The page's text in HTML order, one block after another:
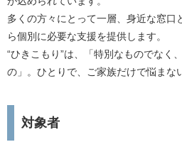
多くの方々にとって一層、身近な窓口
ら個別に必要な支援を提供します。
“ひきこもり”は、「特別なものでなく
の」。ひとりで、ご家族だけで悩まな
対象者